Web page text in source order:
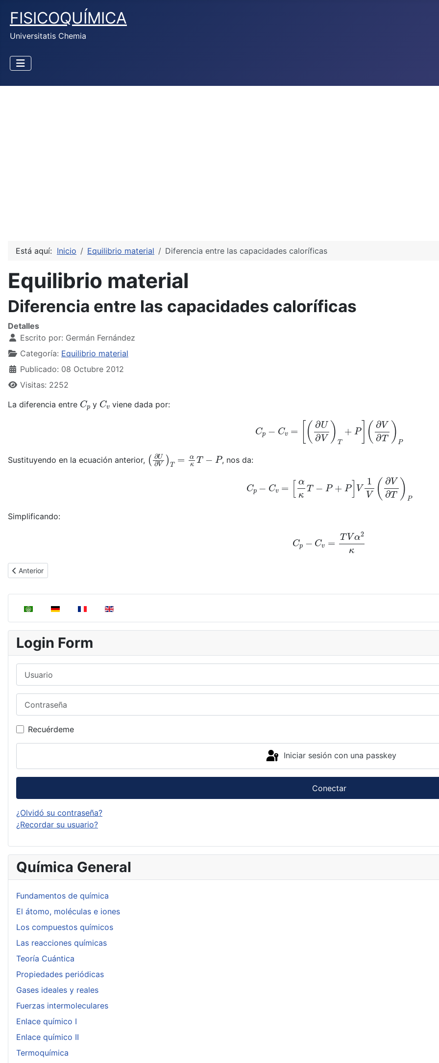
FISICOQUÍMICA
Universitatis Chemia
Seleccione su idioma
Login Form
Recuérdeme
Iniciar sesión con una passkey
Conectar
¿Olvidó su contraseña?
¿Recordar su usuario?
Química General
Fundamentos de química
El átomo, moléculas e iones
Los compuestos químicos
Las reacciones químicas
Teoría Cuántica
Propiedades periódicas
Gases ideales y reales
Fuerzas intermoleculares
Enlace químico I
Enlace químico II
Termoquímica
Está aquí: Inicio Equilibrio material Diferencia entre las capacidades caloríficas
Equilibrio material
Diferencia entre las capacidades caloríficas
Detalles
Escrito por: Germán Fernández
Categoría: Equilibrio material
Publicado: 08 Octubre 2012
Visitas: 2252
La diferencia entre Cp y Cv viene dada por:
[( ∂ U∂V) ∂ V ∂T) P
Sustituyendo en la ecuación anterior, (∂U ∂ =ακ P, nos da:
=[ α 1 ∂ ∂ T)P
Simplificando:
Vα2 κ
Artículo anterior: Dependencia de G respecto a T y P
Anterior